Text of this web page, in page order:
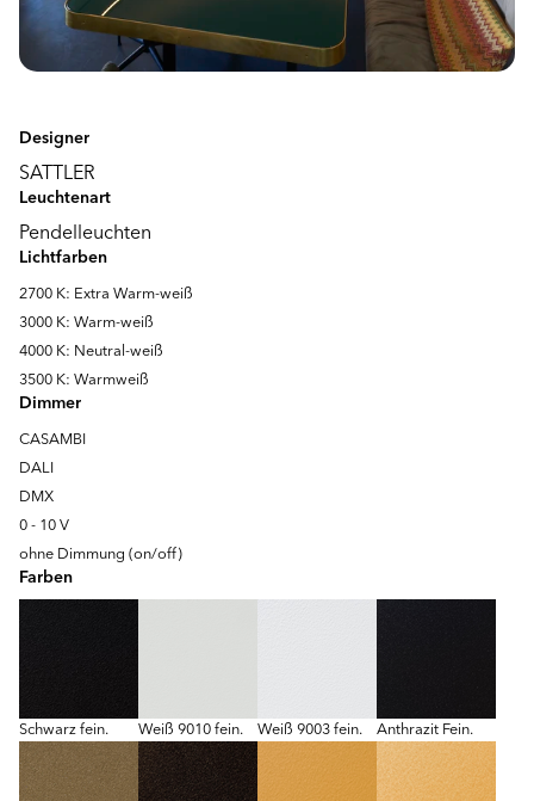
Designer
SATTLER
Leuchtenart
Pendelleuchten
Lichtfarben
2700 K: Extra Warm-weiß
3000 K: Warm-weiß
4000 K: Neutral-weiß
3500 K: Warmweiß
Dimmer
CASAMBI
DALI
DMX
0 - 10 V
ohne Dimmung (on/off)
Farben
Schwarz fein. Weiß 9010 fein. Weiß 9003 fein. Anthrazit Fein.